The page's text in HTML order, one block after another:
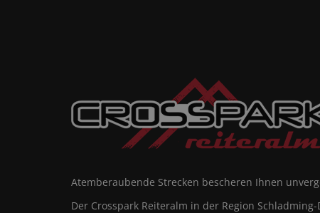
Atemberaubende Strecken bescheren Ihnen
Der Crosspark Reiteralm in der Region